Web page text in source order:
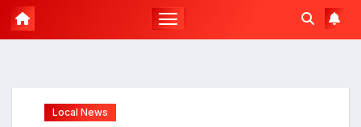
Local News